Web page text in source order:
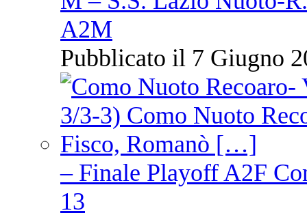
A2M
Pubblicato il 7 Giugno
– Finale Playoff A2F
13